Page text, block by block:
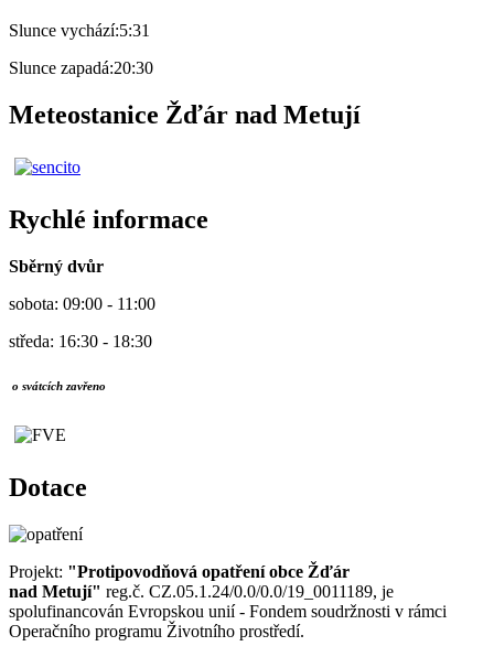
Slunce vychází:5:31
Slunce zapadá:20:30
Meteostanice Žďár nad Metují
Rychlé informace
Sběrný dvůr
sobota: 09:00 - 11:00
středa: 16:30 - 18:30
o svátcích zavřeno
Dotace
Projekt: "Protipovodňová opatření obce Žďár
nad Metují" reg.č. CZ.05.1.24/0.0/0.0/19_0011189, je
spolufinancován Evropskou unií - Fondem soudržnosti v rámci
Operačního programu Životního prostředí.